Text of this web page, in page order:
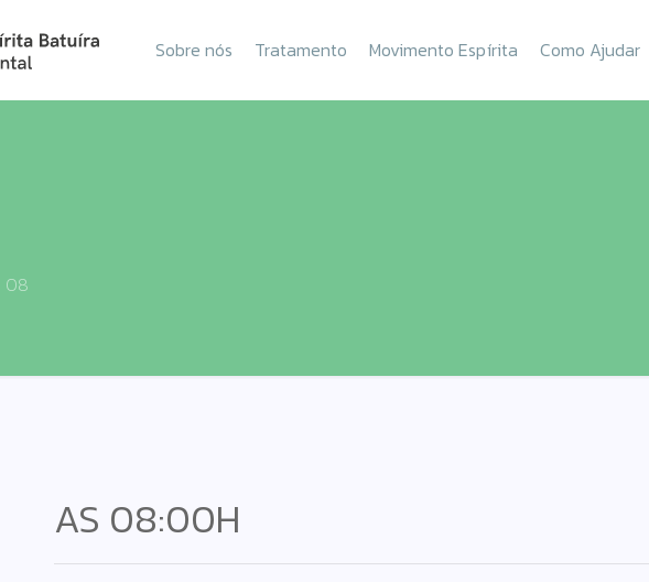
Sobre nós Tratamento Movimento Espírita Como Ajudar
08
AS 08:00H